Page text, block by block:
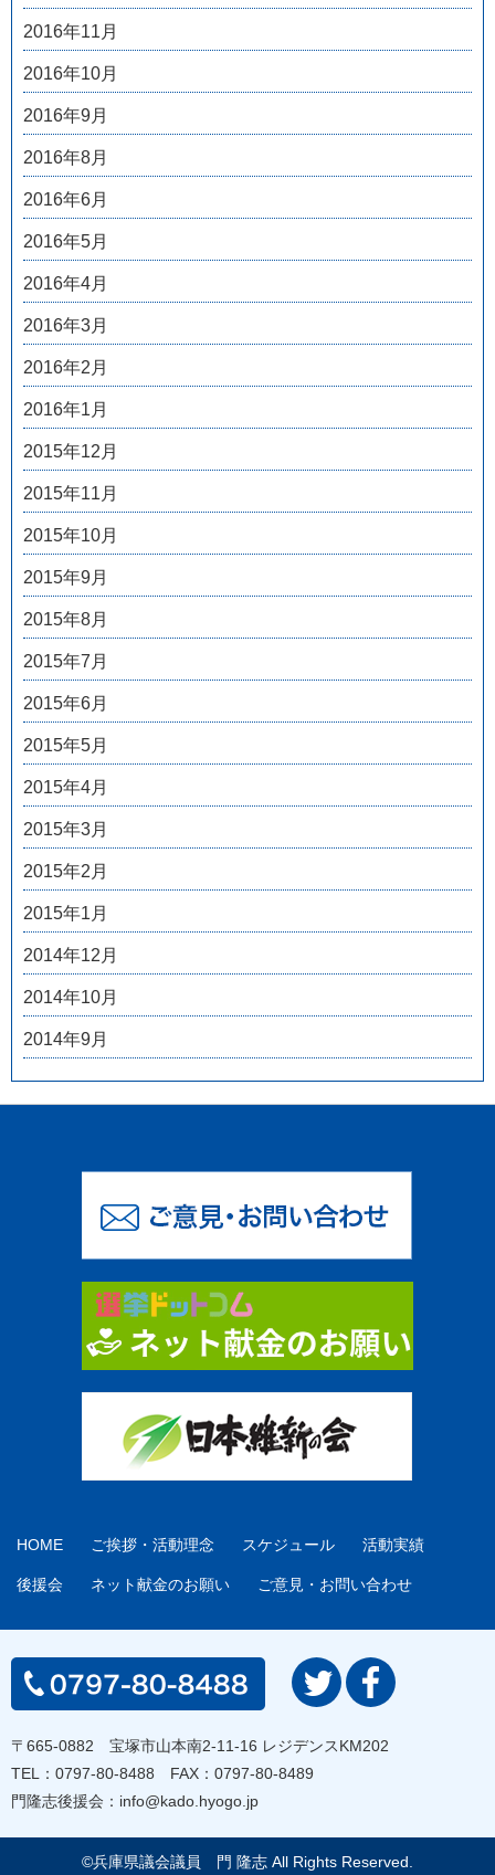
2016年11月
2016年10月
2016年9月
2016年8月
2016年6月
2016年5月
2016年4月
2016年3月
2016年2月
2016年1月
2015年12月
2015年11月
2015年10月
2015年9月
2015年8月
2015年7月
2015年6月
2015年5月
2015年4月
2015年3月
2015年2月
2015年1月
2014年12月
2014年10月
2014年9月
HOME ご挨拶・活動理念 スケジュール 活動実績
後援会 ネット献金のお願い ご意見・お問い合わせ
〒665-0882 宝塚市山本南2-11-16 レジデンスKM202
TEL： 0797-80-8488 FAX：0797-80-8489
門隆志後援会： info@kado.hyogo.jp
©兵庫県議会議員 門 隆志 All Rights Reserved.